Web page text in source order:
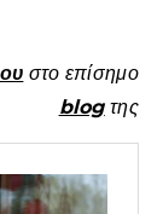
στο επίσημο
blogτης